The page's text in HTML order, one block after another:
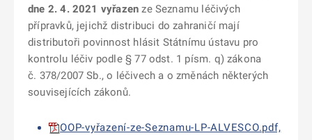
dne 2. 4. 2021 vyřazen ze Seznamu léčivých
přípravků, jejichž distribuci do zahraničí mají
distributoři povinnost hlásit Státnímu ústavu pro
kontrolu léčiv podle § 77 odst. 1 písm. q) zákona
č. 378/2007 Sb., o léčivech a o změnách některých
souvisejících zákonů.
OOP-vyřazení-ze-Seznamu-LP-ALVESCO.pdf,